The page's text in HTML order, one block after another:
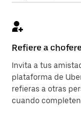
Refiere a
Invita a tus
plataforma de
refieras a otras
cuando